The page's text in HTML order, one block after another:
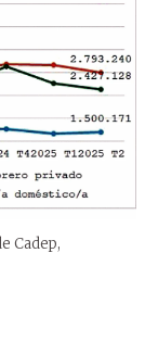
Cadep,